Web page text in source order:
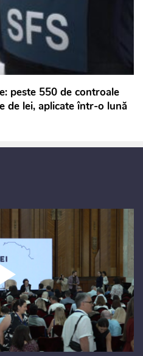
peste 550 de controale
de lei, aplicate într-o lună